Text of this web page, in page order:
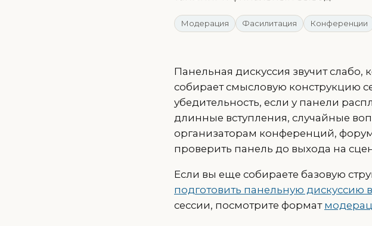
Модерация Фасилитация Конференции
Панельная дискуссия звучит слабо,
собирает смысловую конструкцию
убедительность, если у панели
длинные вступления, случайные
организаторам конференций,
проверить панель до выхода на
Если вы еще собираете базовую
подготовить панельную дискуссию
сессии, посмотрите формат